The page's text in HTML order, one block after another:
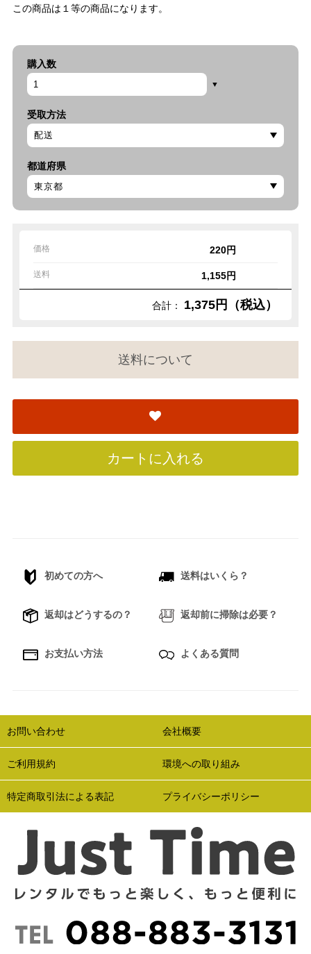
この商品は１等の商品になります。
購入数
受取方法
都道府県
価格 220円
送料 1,155円
合計： 1,375円（税込）
送料について
カートに入れる
初めての方へ 送料はいくら？
返却はどうするの？ 返却前に掃除は必要？
お支払い方法 よくある質問
お問い合わせ 会社概要
ご利用規約 環境への取り組み
特定商取引法による表記 プライバシーポリシー